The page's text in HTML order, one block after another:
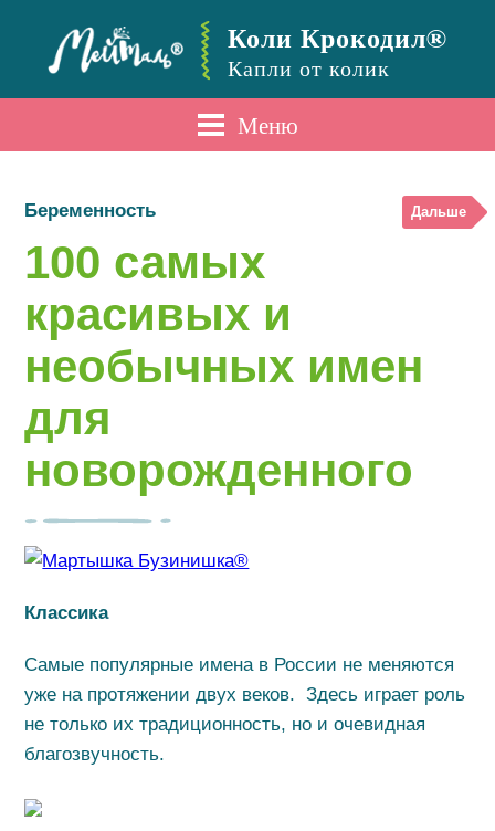
Коли Крокодил®
Капли от колик
Меню
Беременность Дальше
100 самых
красивых и
необычных имен
для
новорожденного
Классика
Самые популярные имена в России не меняются
уже на протяжении двух веков. Здесь играет роль
не только их традиционность, но и очевидная
благозвучность.